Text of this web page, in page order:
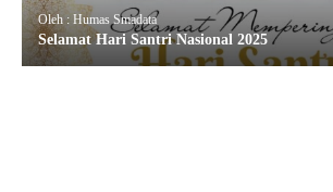
Oleh : Humas Smadata
Selamat Hari Santri Nasional 2025